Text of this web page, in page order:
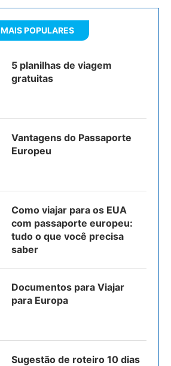
MAIS POPULARES
5 planilhas de viagem
gratuitas
Vantagens do Passaporte
Europeu
Como viajar para os EUA
com passaporte europeu:
tudo o que você precisa
saber
Documentos para Viajar
para Europa
Sugestão de roteiro 10 dias